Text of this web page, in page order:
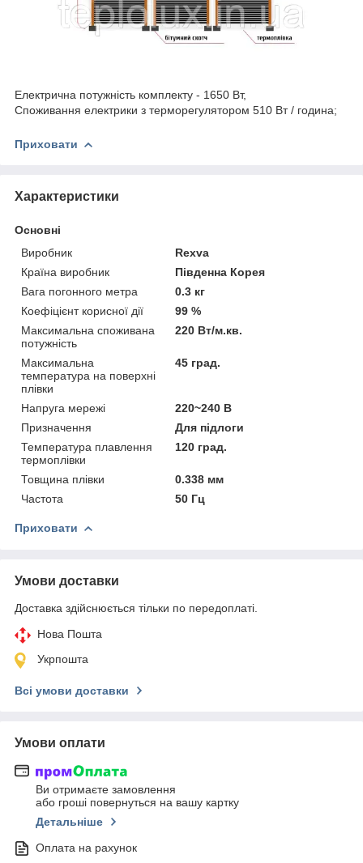
Електрична потужність комплекту - 1650 Вт,
Споживання електрики з терморегулятором 510 Вт / година;
Приховати
Характеристики
Основні
Виробник
Rexva
Країна виробник
Південна Корея
Вага погонного метра
0.3 кг
Коефіцієнт корисної дії
99 %
Максимальна споживана
потужність
220 Вт/м.кв.
Максимальна
температура на поверхні
плівки
45 град.
Напруга мережі
220~240 В
Призначення
Для підлоги
Температура плавлення
термоплівки
120 град.
Товщина плівки
0.338 мм
Частота
50 Гц
Приховати
Умови доставки
Доставка здійснюється тільки по передоплаті.
Нова Пошта
Укрпошта
Всі умови доставки
Умови оплати
Ви отримаєте замовлення
або гроші повернуться на вашу картку
Детальніше
Оплата на рахунок